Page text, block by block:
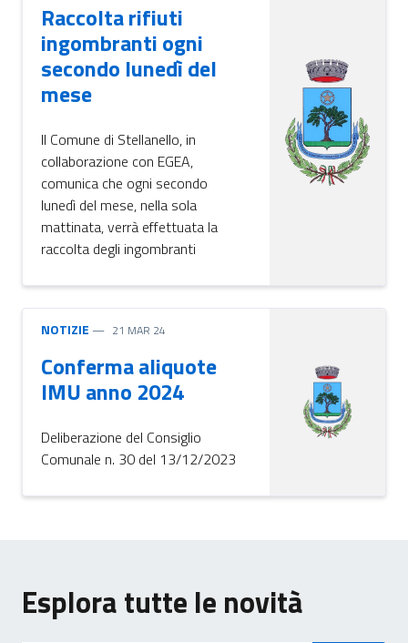
Raccolta rifiuti
ingombranti ogni
secondo lunedì del
mese
Il Comune di Stellanello, in
collaborazione con EGEA,
comunica che ogni secondo
lunedì del mese, nella sola
mattinata, verrà effettuata la
raccolta degli ingombranti
NOTIZIE 21 MAR 24
Conferma aliquote
IMU anno 2024
Deliberazione del Consiglio
Comunale n. 30 del 13/12/2023
Esplora tutte le novità